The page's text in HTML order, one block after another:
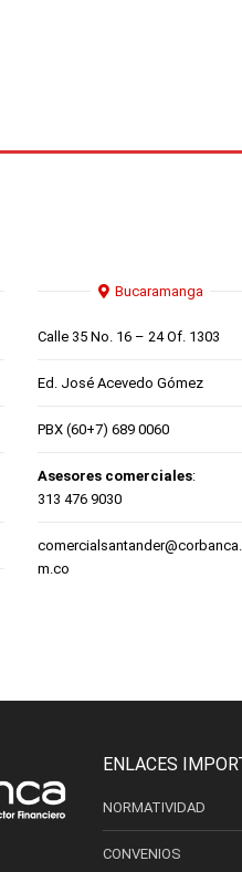
Bucaramanga
Calle 35 No. 16 – 24 Of. 1303
Ed. José Acevedo Gómez
PBX (60+7) 689 0060
Asesores comerciales:
313 476 9030
m.co
ENLACES
NORMATIVIDAD
CONVENIOS